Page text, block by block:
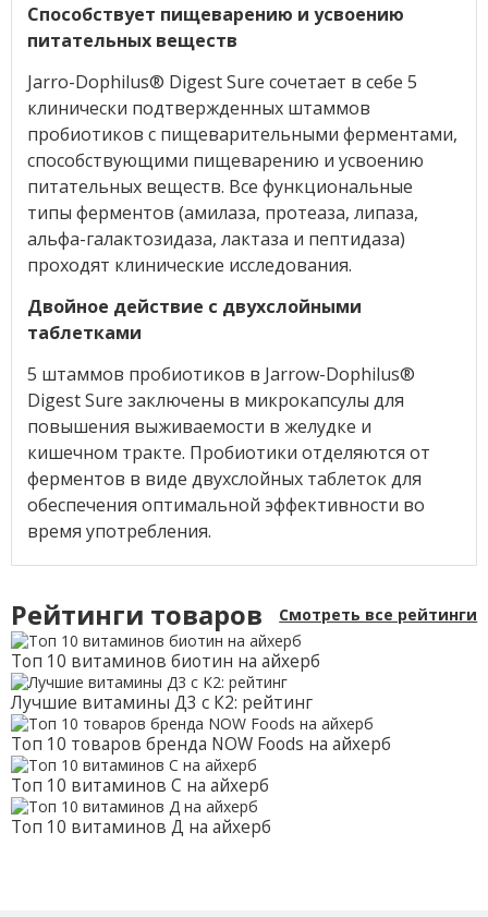
Способствует пищеварению и усвоению
питательных веществ
Jarro-Dophilus® Digest Sure сочетает в себе 5
клинически подтвержденных штаммов
пробиотиков с пищеварительными ферментами,
способствующими пищеварению и усвоению
питательных веществ. Все функциональные
типы ферментов (амилаза, протеаза, липаза,
альфа-галактозидаза, лактаза и пептидаза)
проходят клинические исследования.
Двойное действие с двухслойными
таблетками
5 штаммов пробиотиков в Jarrow-Dophilus®
Digest Sure заключены в микрокапсулы для
повышения выживаемости в желудке и
кишечном тракте. Пробиотики отделяются от
ферментов в виде двухслойных таблеток для
обеспечения оптимальной эффективности во
время употребления.
Рейтинги товаров Смотреть все рейтинги
Топ 10 витаминов биотин на айхерб
Лучшие витамины Д3 с К2: рейтинг
Топ 10 товаров бренда NOW Foods на айхерб
Топ 10 витаминов С на айхерб
Топ 10 витаминов Д на айхерб